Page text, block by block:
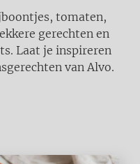
tomaten,
gerechten en
Laat je inspireren
van Alvo.